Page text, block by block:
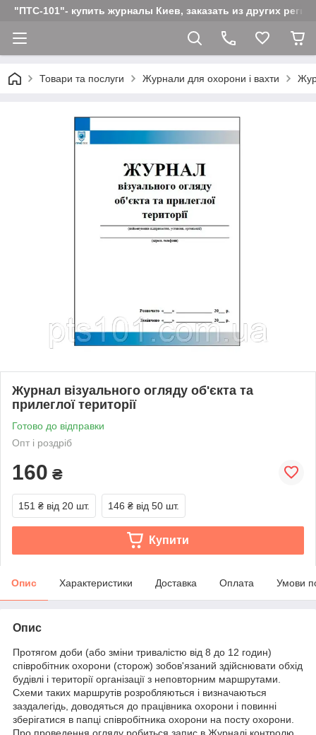
"ПТС-101"- купить журналы Киев, заказать из других
Товари та послуги Журнали для охорони і вахти
Журнал візуального огляду об'єкта та
прилеглої території
Готово до відправки
Опт і роздріб
160 ₴
151 ₴ від 20 шт. 146 ₴ від 50 шт.
Купити
Опис Характеристики Доставка Оплата Умови
Опис
Протягом доби (або зміни тривалістю від 8 до 12 годин)
співробітник охорони (сторож) зобов'язаний здійснювати обхід
будівлі і території організації з неповторним маршрутами.
Схеми таких маршрутів розробляються і визначаються
заздалегідь, доводяться до працівника охорони і повинні
зберігатися в папці співробітника охорони на посту охорони.
Про проведення огляду робиться запис в Журналі контролю